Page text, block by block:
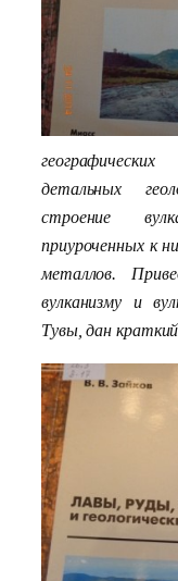
детальных
строение
приуроченных к
металлов.
вулканизму и
Тувы, дан краткий